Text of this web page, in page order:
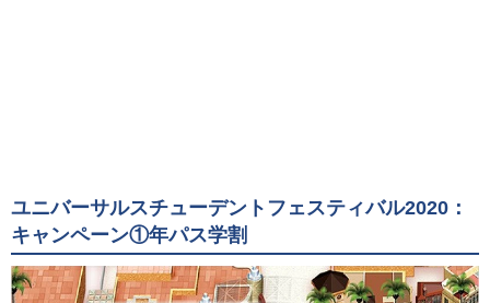
ユニバーサルスチューデントフェスティバル2020：
キャンペーン①年パス学割